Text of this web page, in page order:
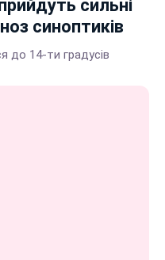
сильні
синоптиків
до 14-ти градусів